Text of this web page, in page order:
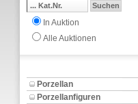
In Auktion
Alle Auktionen
Porzellan
Porzellanfiguren